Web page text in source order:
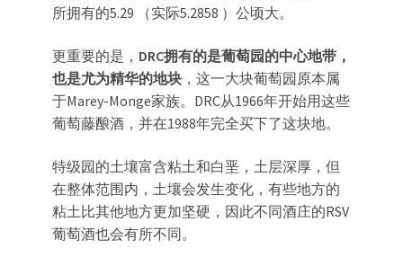
所拥有的5.29 （实际5.2858 ）公顷大。
更重要的是， DRC拥有的是葡萄园的中心地带，
也是尤为精华的地块 ，这一大块葡萄园原本属
于Marey-Monge家族。DRC从1966年开始用这些
葡萄藤酿酒，并在1988年完全买下了这块地。
特级园的土壤富含粘土和白垩，土层深厚，但
在整体范围内，土壤会发生变化，有些地方的
粘土比其他地方更加坚硬，因此不同酒庄的RSV
葡萄酒也会有所不同。